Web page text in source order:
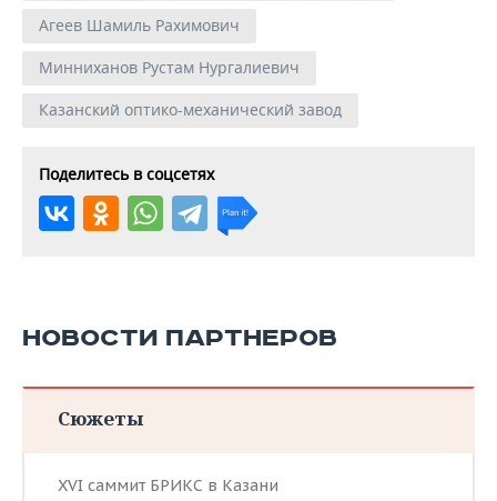
Агеев Шамиль Рахимович
Минниханов Рустам Нургалиевич
Казанский оптико-механический завод
Поделитесь в соцсетях
НОВОСТИ ПАРТНЕРОВ
Сюжеты
XVI саммит БРИКС в Казани